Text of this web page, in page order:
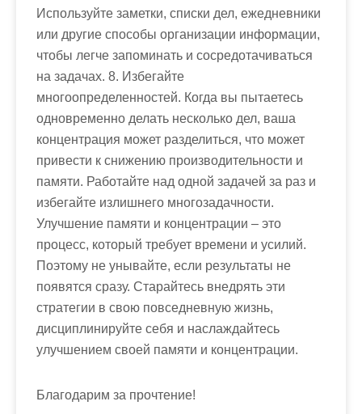
Используйте заметки, списки дел, ежедневники
или другие способы организации информации,
чтобы легче запоминать и сосредотачиваться
на задачах. 8. Избегайте
многоопределенностей. Когда вы пытаетесь
одновременно делать несколько дел, ваша
концентрация может разделиться, что может
привести к снижению производительности и
памяти. Работайте над одной задачей за раз и
избегайте излишнего многозадачности.
Улучшение памяти и концентрации – это
процесс, который требует времени и усилий.
Поэтому не унывайте, если результаты не
появятся сразу. Старайтесь внедрять эти
стратегии в свою повседневную жизнь,
дисциплинируйте себя и наслаждайтесь
улучшением своей памяти и концентрации.
Благодарим за прочтение!